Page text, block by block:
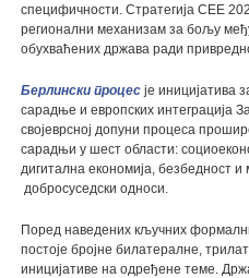
специфичности. Стратегија СЕЕ
регионални механизам за бољу
обухваћених држава ради
Берлински процесје иницијатива
сарадње и европских интеграција
својеврсној допуни процеса
сарадњи у шест области:
дигитална економија, безбедност и
добросуседски односи.
Поред наведених кључних
постоје бројне билатералне,
иницијативе на одређене теме.